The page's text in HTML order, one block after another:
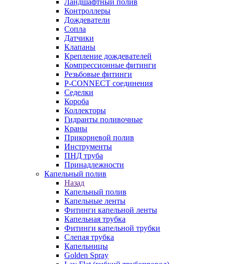
Ландшафтный полив
Контроллеры
Дождеватели
Сопла
Датчики
Клапаны
Крепление дождевателей
Компрессионные фитинги
Резьбовые фитинги
P-CONNECT соединения
Седелки
Короба
Коллекторы
Гидранты поливочные
Краны
Прикорневой полив
Инструменты
ПНД труба
Принадлежности
Капельный полив
Назад
Капельный полив
Капельные ленты
Фитинги капельной ленты
Капельная трубка
Фитинги капельной трубки
Слепая трубка
Капельницы
Golden Spray